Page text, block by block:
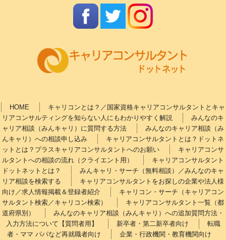
HOME
キャリコンとは？／国家資格キャリアコンサルタントとキャ
リアコンサルティングを知らない人にもわかりやすく解説
みんなのキ
ャリア相談（みんキャリ）に質問する方法
みんなのキャリア相談（み
んキャリ）への相談申し込み
キャリアコンサルタントとは？ドットネ
ットとは？プラスキャリアコンサルタントへのお願い
キャリアコンサ
ルタントへの相談の流れ（クライエント用）
キャリアコンサルタント
ドットネットとは？
みんキャリ・サーチ（無料相談）／みんなのキャ
リア相談を検索する
キャリアコンサルタントをお探しの企業や法人様
向け／求人情報掲載＆登録者紹介
キャリコン・サーチ（キャリアコン
サルタント検索／キャリコン検索）
キャリアコンサルタント一覧（都
道府県別）
みんなのキャリア相談（みんキャリ）への追加質問方法・
入力方法について【質問者用】
新卒者・第二新卒者向け
転職
者・ママ パパなど再就職者向け
企業・行政機関・教育機関向け